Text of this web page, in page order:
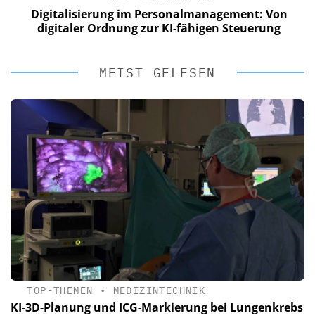
Digitalisierung im Personalmanagement: Von
digitaler Ordnung zur KI-fähigen Steuerung
MEIST GELESEN
TOP-THEMEN • MEDIZINTECHNIK
KI-3D-Planung und ICG-Markierung bei Lungenkrebs